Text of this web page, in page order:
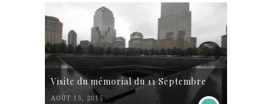
Visite du mémorial du 11 Septembre
AOÛT 15, 2015